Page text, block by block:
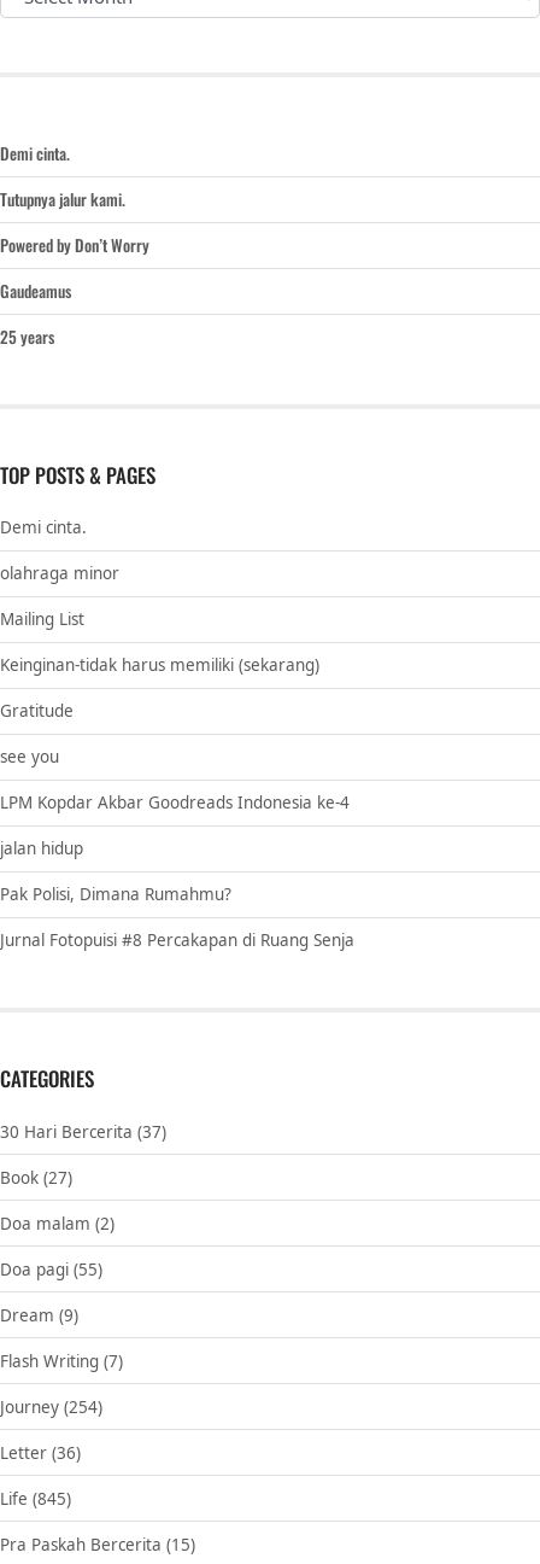
Demi cinta.
Tutupnya jalur kami.
Powered by Don’t Worry
Gaudeamus
25 years
TOP POSTS & PAGES
Demi cinta.
olahraga minor
Mailing List
Keinginan-tidak harus memiliki (sekarang)
Gratitude
see you
LPM Kopdar Akbar Goodreads Indonesia ke-4
jalan hidup
Pak Polisi, Dimana Rumahmu?
Jurnal Fotopuisi #8 Percakapan di Ruang Senja
CATEGORIES
30 Hari Bercerita (37)
Book (27)
Doa malam (2)
Doa pagi (55)
Dream (9)
Flash Writing (7)
Journey (254)
Letter (36)
Life (845)
Pra Paskah Bercerita (15)